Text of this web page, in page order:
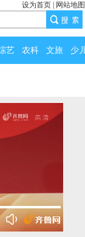
设为首页 网站地图
艺 农科 文旅 少